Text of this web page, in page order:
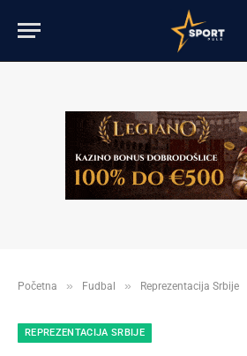
Početna » Fudbal » Reprezentacija Srbije
REPREZENTACIJA SRBIJE